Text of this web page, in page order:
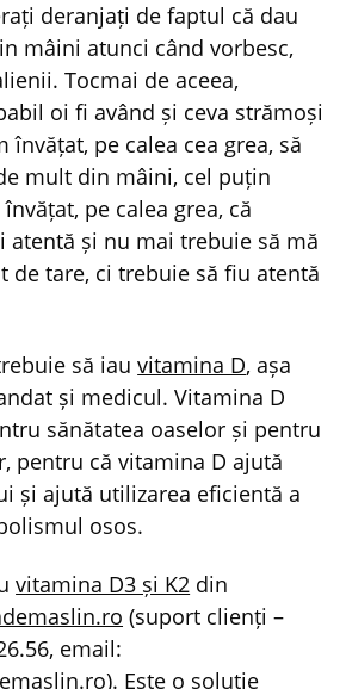
deranjați de faptul că dau
mâini atunci când vorbesc,
Tocmai de aceea,
oi fi având și ceva strămoși
învățat, pe calea cea grea, să
mult din mâini, cel puțin
pe calea grea, că
atentă și nu mai trebuie să mă
de tare, ci trebuie să fiu atentă
să iauvitamina D, așa
și medicul. Vitamina D
sănătatea oaselor și pentru
pentru că vitamina D ajută
și ajută utilizarea eficientă a
osos.
vitamina D3 și K2 din
(suport clienți –
email:
). Este o soluție